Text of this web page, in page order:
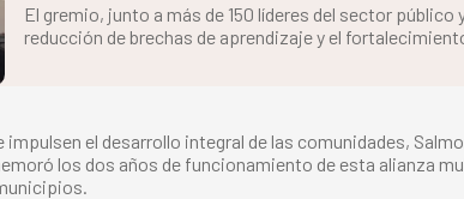
El gremio, junto a más de 150 líderes del sector
reducción de brechas de aprendizaje y el
impulsen el desarrollo integral de las comunidades,
los dos años de funcionamiento de esta alianza